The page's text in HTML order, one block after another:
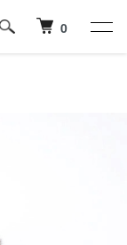
0